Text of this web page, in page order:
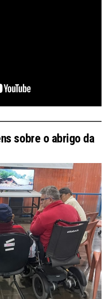
sobre o abrigo da